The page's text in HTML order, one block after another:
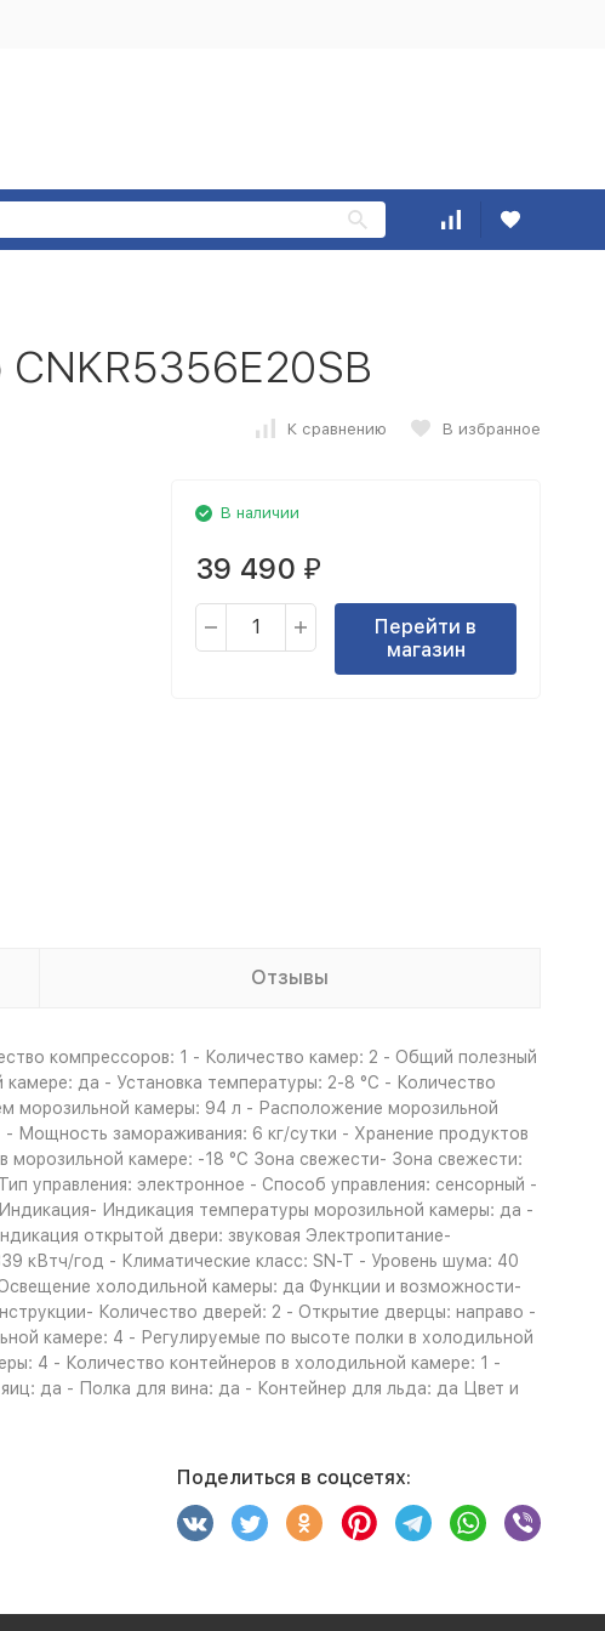
К сравнению В избранное
В наличии
39 490 ₽
Перейти в
магазин
Отзывы
компрессоров: 1 - Количество камер: 2 - Общий полезный
да - Установка температуры: 2-8 °C - Количество
морозильной камеры: 94 л - Расположение морозильной
Мощность замораживания: 6 кг/сутки - Хранение продуктов
камере: -18 °C Зона свежести- Зона свежести:
управления: электронное - Способ управления: сенсорный -
Индикация температуры морозильной камеры: да -
открытой двери: звуковая Электропитание-
кВтч/год - Климатические класс: SN-T - Уровень шума: 40
холодильной камеры: да Функции и возможности-
Количество дверей: 2 - Открытие дверцы: направо -
камере: 4 - Регулируемые по высоте полки в холодильной
4 - Количество контейнеров в холодильной камере: 1 -
да - Полка для вина: да - Контейнер для льда: да Цвет и
Поделиться в соцсетях: